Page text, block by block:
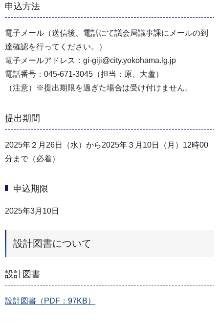
申込方法
電子メール（送信後、電話にて議会局議事課にメールの到
達確認を行ってください。）
電子メールアドレス：gi-giji@city.yokohama.lg.jp
電話番号：045-671-3045（担当：原、大蘆）
（注意）※提出期限を過ぎた場合は受け付けません。
提出期間
2025年２月26日（水）から2025年３月10日（月）12時00
分まで（必着）
申込期限
2025年3月10日
設計図書について
設計図書
設計図書（PDF：97KB）